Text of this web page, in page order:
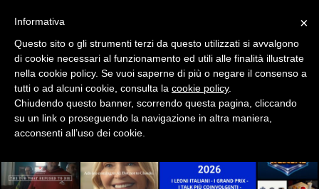
CINEMA
EDITORIA
ESTERNA
×
Informativa
Questo sito o gli strumenti terzi da questo utilizzati si avvalgono
di cookie necessari al funzionamento ed utili alle finalità illustrate
nella cookie policy. Se vuoi saperne di più o negare il consenso a
tutti o ad alcuni cookie, consulta la cookie policy.
Chiudendo questo banner, scorrendo questa pagina, cliccando
su un link o proseguendo la navigazione in altra maniera,
acconsenti all’uso dei cookie.